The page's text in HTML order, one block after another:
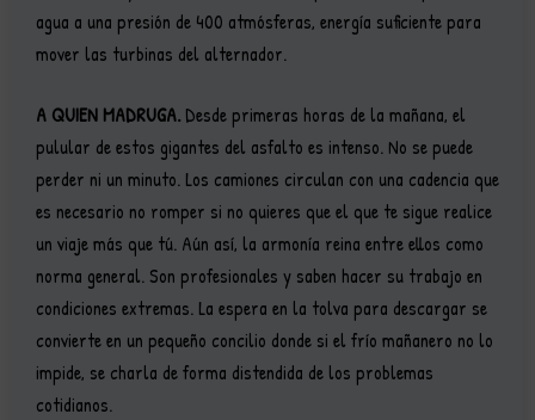
agua a una presión de 400 atmósferas, energía suficiente para
mover las turbinas del alternador.
A QUIEN MADRUGA. Desde primeras horas de la mañana, el
pulular de estos gigantes del asfalto es intenso. No se puede
perder ni un minuto. Los camiones circulan con una cadencia que
es necesario no romper si no quieres que el que te sigue realice
un viaje más que tú. Aún así, la armonía reina entre ellos como
norma general. Son profesionales y saben hacer su trabajo en
condiciones extremas. La espera en la tolva para descargar se
convierte en un pequeño concilio donde si el frío mañanero no lo
impide, se charla de forma distendida de los problemas
cotidianos.